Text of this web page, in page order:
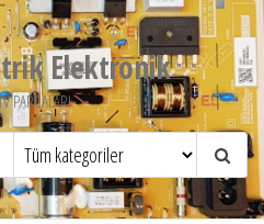
Elektronik
PARCALARI